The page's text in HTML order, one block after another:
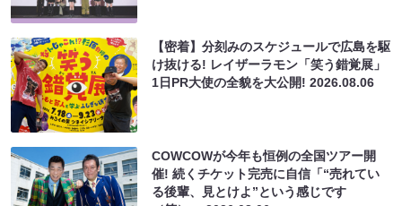
【密着】分刻みのスケジュールで広島を駆
け抜ける! レイザーラモン「笑う錯覚展」
1日PR大使の全貌を大公開!2026.08.06
COWCOWが今年も恒例の全国ツアー開
催! 続くチケット完売に自信「“売れてい
る後輩、見とけよ”という感じです